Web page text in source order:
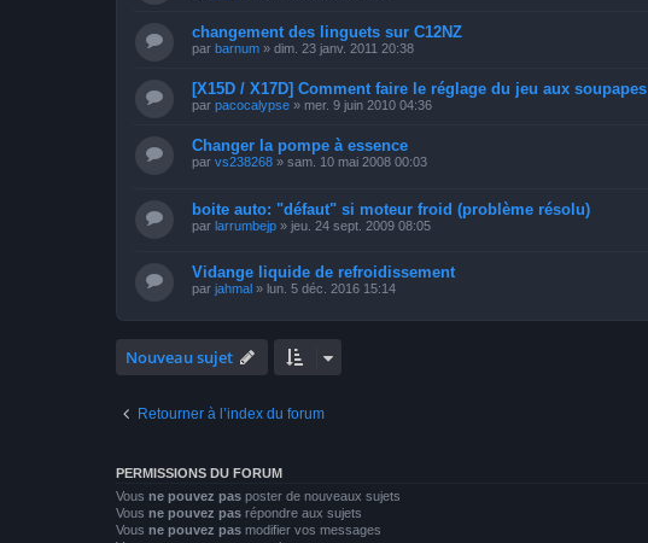
changement des linguets sur C12NZ
par barnum » dim. 23 janv. 2011 20:38
[X15D / X17D] Comment faire le réglage du jeu aux soupapes
par pacocalypse » mer. 9 juin 2010 04:36
Changer la pompe à essence
par vs238268 » sam. 10 mai 2008 00:03
boite auto: "défaut" si moteur froid (problème résolu)
par larrumbejp » jeu. 24 sept. 2009 08:05
Vidange liquide de refroidissement
par jahmal » lun. 5 déc. 2016 15:14
Nouveau sujet
Retourner à l’index du forum
PERMISSIONS DU FORUM
Vous ne pouvez pas poster de nouveaux sujets
Vous ne pouvez pas répondre aux sujets
Vous ne pouvez pas modifier vos messages